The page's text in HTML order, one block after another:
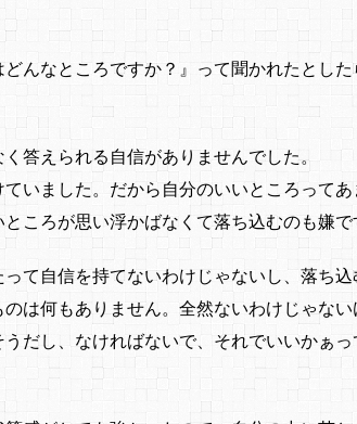
んなところですか？』って聞かれたとし
答えられる自信がありませんでした。
いました。だから自分のいいところって
ころが思い浮かばなくて落ち込むのも嫌で
て自信を持てないわけじゃないし、落ち
は何もありません。全然ないわけじゃな
だし、なければないで、それでいいかぁ